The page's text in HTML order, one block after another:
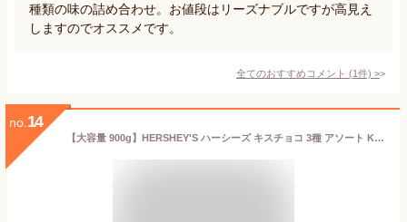
種類の味の詰め合わせ。お値段はリーズナブルですが高見え
しますのでオススメです。
全てのおすすめコメント (1件) >
no. 14
【大容量 900g】HERSHEY'S ハーシーズ キスチョコ 3種 アソート Kisses Chocolate お徳用 業務用 海外チョコレート 個包装 配布用お菓子 たっぷり おつまみ おやつ バレンタイン ホワイトデー クリーミーミルク ミルク スペシャルダーク ダーク クッキー＆クリーム